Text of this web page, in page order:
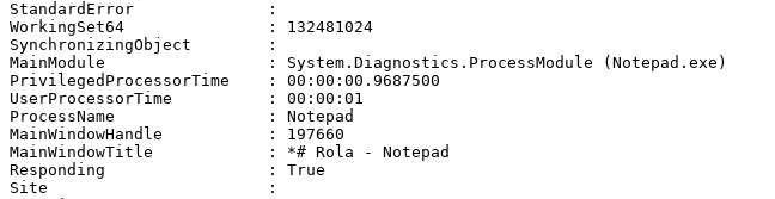
StandardError              :
WorkingSet64               : 132481024
SynchronizingObject        :
MainModule                 : System.Diagnostics.ProcessModule (Notepad.exe)
PrivilegedProcessorTime    : 00:00:00.9687500
UserProcessorTime          : 00:00:01
ProcessName                : Notepad
MainWindowHandle           : 197660
MainWindowTitle            : *# Rola - Notepad
Responding                 : True
Site                       :